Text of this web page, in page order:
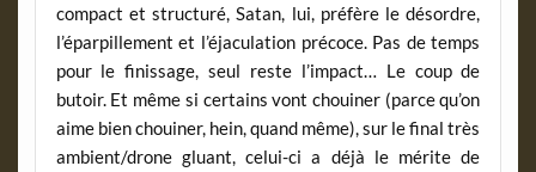
compact et structuré, Satan, lui, préfère le désordre,
l’éparpillement et l’éjaculation précoce. Pas de temps
pour le finissage, seul reste l’impact… Le coup de
butoir. Et même si certains vont chouiner (parce qu’on
aime bien chouiner, hein, quand même), sur le final très
ambient/drone gluant, celui-ci a déjà le mérite de